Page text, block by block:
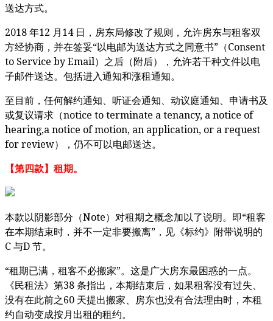
送达方式。
2018 年12 月 14 日，房东局修改了规则，允许房东与租客双
方经协商，并在签妥“以电邮为送达方式之同意书” （Consent
to Service by Email）之后（附后），允许若干种文件以电
子邮件送达。包括进入通知和涨租通知。
至目前，任何解约通知、听证会通知、动议庭通知、申请书及
或复议请求（notice to terminate a tenancy, a notice of
hearing,a notice of motion, an application, or a request
for review），仍不可以电邮送达。
【第四款】租期。
本款以阴影部分（Note）对租期之概念加以了说明。即“租客
在本期结束时，并不一定非要搬离” ，见《标约》附带说明的
C 与D 节。
“租期已满，租客不必搬家”。这是广大房东最困惑的一点。
《民租法》第38 条指出，本期结束后，如果租客没有过失、
没有在此前之60 天提出搬家、房东也没有合法理由时，本租
约自动变成按月出租的租约。